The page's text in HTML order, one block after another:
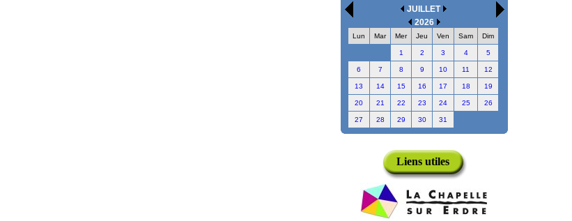
JUILLET
2026
Lun Mar Mer Jeu Ven Sam Dim
1 2 3 4 5
6 7 8 9 10 11 12
13 14 15 16 17 18 19
20 21 22 23 24 25 26
27 28 29 30 31
Liens utiles